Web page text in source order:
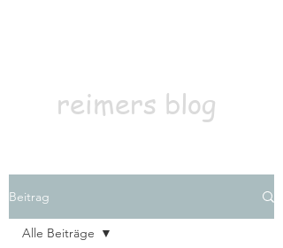
reimers blog
Beitrag
Alle Beiträge